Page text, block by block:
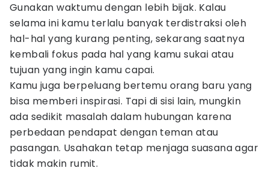
Gunakan waktumu dengan lebih bijak. Kalau
selama ini kamu terlalu banyak terdistraksi oleh
hal-hal yang kurang penting, sekarang saatnya
kembali fokus pada hal yang kamu sukai atau
tujuan yang ingin kamu capai.
Kamu juga berpeluang bertemu orang baru yang
bisa memberi inspirasi. Tapi di sisi lain, mungkin
ada sedikit masalah dalam hubungan karena
perbedaan pendapat dengan teman atau
pasangan. Usahakan tetap menjaga suasana agar
tidak makin rumit.